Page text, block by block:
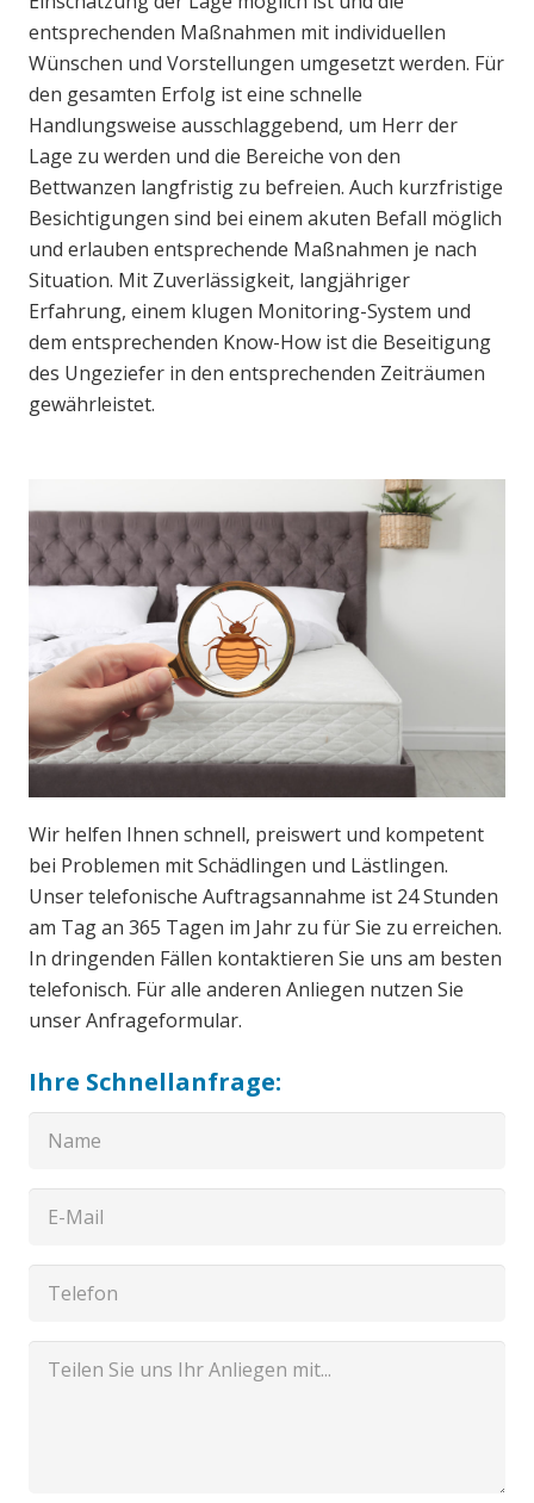
entsprechenden Maßnahmen mit individuellen
Wünschen und Vorstellungen umgesetzt werden. Für
den gesamten Erfolg ist eine schnelle
Handlungsweise ausschlaggebend, um Herr der
Lage zu werden und die Bereiche von den
Bettwanzen langfristig zu befreien. Auch kurzfristige
Besichtigungen sind bei einem akuten Befall möglich
und erlauben entsprechende Maßnahmen je nach
Situation. Mit Zuverlässigkeit, langjähriger
Erfahrung, einem klugen Monitoring-System und
dem entsprechenden Know-How ist die Beseitigung
des Ungeziefer in den entsprechenden Zeiträumen
gewährleistet.
Wir helfen Ihnen schnell, preiswert und kompetent
bei Problemen mit Schädlingen und Lästlingen.
Unser telefonische Auftragsannahme ist 24 Stunden
am Tag an 365 Tagen im Jahr zu für Sie zu erreichen.
In dringenden Fällen kontaktieren Sie uns am besten
telefonisch. Für alle anderen Anliegen nutzen Sie
unser Anfrageformular.
Ihre Schnellanfrage: